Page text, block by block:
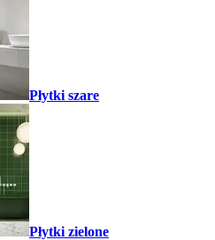
Płytki szare
Płytki zielone